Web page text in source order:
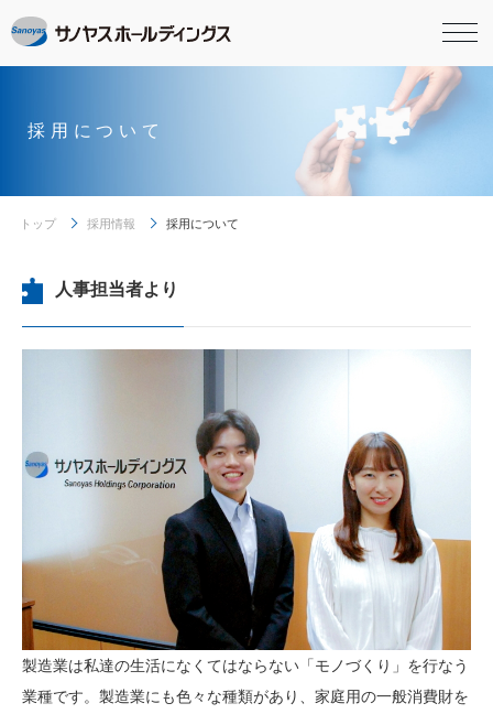
採用について
トップ 採用情報 採用について
人事担当者より
製造業は私達の生活になくてはならない「モノづくり」を行なう
業種です。製造業にも色々な種類があり、家庭用の一般消費財を